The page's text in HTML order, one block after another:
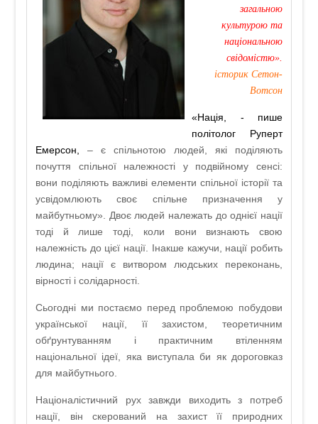
загальною
культурою та
національною
свідомістю».
історик Сетон-
Вотсон
«Нація, - пише
політолог Руперт
Емерсон, – є спільнотою людей, які поділяють
почуття спільної належності у подвійному сенсі:
вони поділяють важливі елементи спільної історії та
усвідомлюють своє спільне призначення у
майбутньому». Двоє людей належать до однієї нації
тоді й лише тоді, коли вони визнають свою
належність до цієї нації. Інакше кажучи, нації робить
людина; нації є витвором людських переконань,
вірності і солідарності.
Сьогодні ми постаємо перед проблемою побудови
української нації, її захистом, теоретичним
обґрунтуванням і практичним втіленням
національної ідеї, яка виступала би як дороговказ
для майбутнього.
Націоналістичний рух завжди виходить з потреб
нації, він скерований на захист її природних